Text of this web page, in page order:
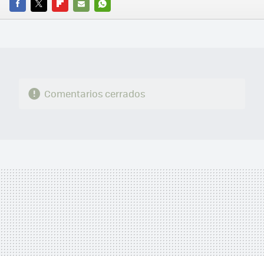
FACEBOOK
TWITTERFLIPBOARD
E-
WHATSAPP
Comentarios cerrados